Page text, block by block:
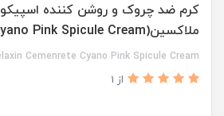
کرم ضد چروک و روشن کننده
ملاکسین(Cyano Pink Spicule Cream)
Cemenrete Cyano Pink Spicule Cream
از 1